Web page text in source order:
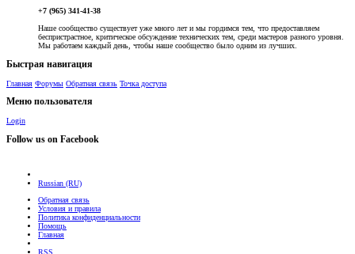
+7 (965) 341-41-38
Наше сообщество существует уже много лет и мы гордимся тем, что предоставляем
беспристрастное, критическое обсуждение технических тем, среди мастеров разного уровня.
Мы работаем каждый день, чтобы наше сообщество было одним из лучших.
Быстрая навигация
Главная Форумы Обратная связь Точка доступа
Меню пользователя
Login
Follow us on Facebook
Russian (RU)
Обратная связь
Условия и правила
Политика конфиденциальности
Помощь
Главная